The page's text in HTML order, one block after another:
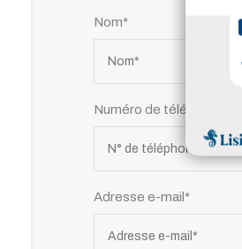
Nom*
Numéro de téléphone*
Adresse e-mail*